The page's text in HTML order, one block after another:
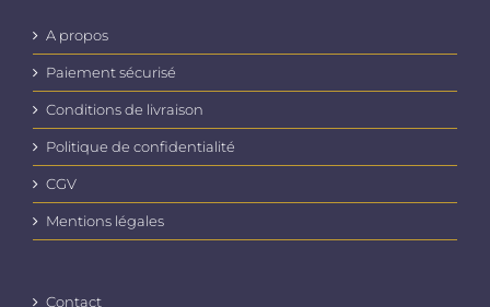
A propos
Paiement sécurisé
Conditions de livraison
Politique de confidentialité
CGV
Mentions légales
Contact